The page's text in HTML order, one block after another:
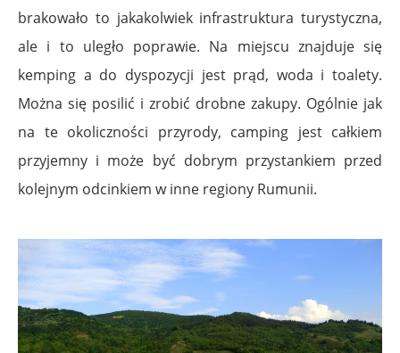
brakowało to jakakolwiek infrastruktura turystyczna,
ale i to uległo poprawie. Na miejscu znajduje się
kemping a do dyspozycji jest prąd, woda i toalety.
Można się posilić i zrobić drobne zakupy. Ogólnie jak
na te okoliczności przyrody, camping jest całkiem
przyjemny i może być dobrym przystankiem przed
kolejnym odcinkiem w inne regiony Rumunii.